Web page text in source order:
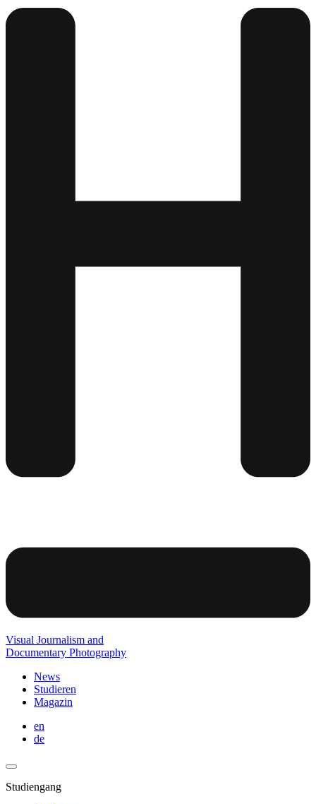
Visual Journalism and
Documentary Photography
News
Studieren
Magazin
en
de
Studiengang